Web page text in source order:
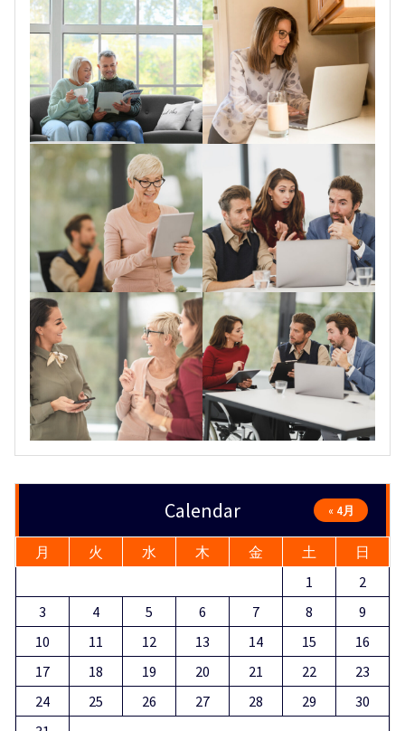
Calendar
月 火 水 木 金 土
日
1
2
3
4 5 6 7 8
9
10
11 12 13 14 15
16
17
18 19 20 21 22
23
24
25 26 27 28 29
30
« 4月